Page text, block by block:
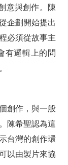
意與創作。陳
企劃開始提出
必須從故事主
有邏輯上的問
創作，與一般
陳希聖認為這
台灣的創作環
以由製片來協